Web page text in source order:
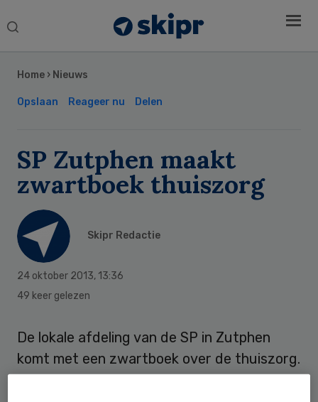
Search
Home › Nieuws
Opslaan Reageer nu Delen
SP Zutphen maakt
zwartboek thuiszorg
Skipr Redactie
24 oktober 2013, 13:36
49 keer gelezen
De lokale afdeling van de SP in Zutphen
komt met een zwartboek over de thuiszorg.
Dat meldt De Gelderlander.
Sidebar